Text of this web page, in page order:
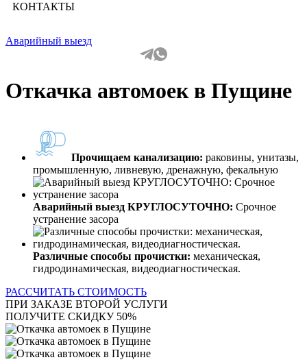
КОНТАКТЫ
Аварийный выезд
Откачка автомоек в Пущине
Прочищаем канализацию: раковины, унитазы,
промышленную, ливневую, дренажную, фекальную
Аварийный выезд КРУГЛОСУТОЧНО: Срочное
устранение засора
Различные способы прочистки: механическая,
гидродинамическая, видеодиагностическая.
РАССЧИТАТЬ СТОИМОСТЬ
ПРИ ЗАКАЗЕ ВТОРОЙ УСЛУГИ
ПОЛУЧИТЕ СКИДКУ 50%